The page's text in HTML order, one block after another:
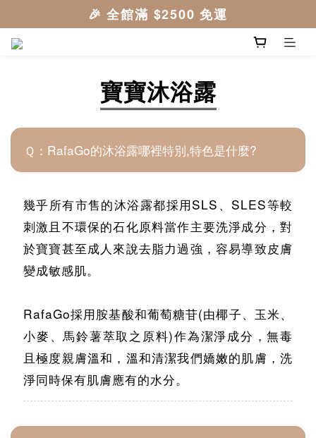
寶寶沐浴露
Ｑ：RafaGo的沐浴露哪裡特別,特色是什麼?
幾乎所有市售的沐浴露都採用SLS、SLES等較
刺激且不環保的石化原料當作主要洗淨成分，對
於寶寶甚至成人來說去脂力過強，容易導致皮膚
變成敏感肌。
RafaGo採用胺基酸和葡萄糖苷(由椰子、玉米、
小麥、馬鈴薯萃取之原料)作為潔淨成分，無毒
且極度親膚溫和，溫和清潔我們嬌嫩的肌膚，洗
淨同時保有肌膚應有的水分。